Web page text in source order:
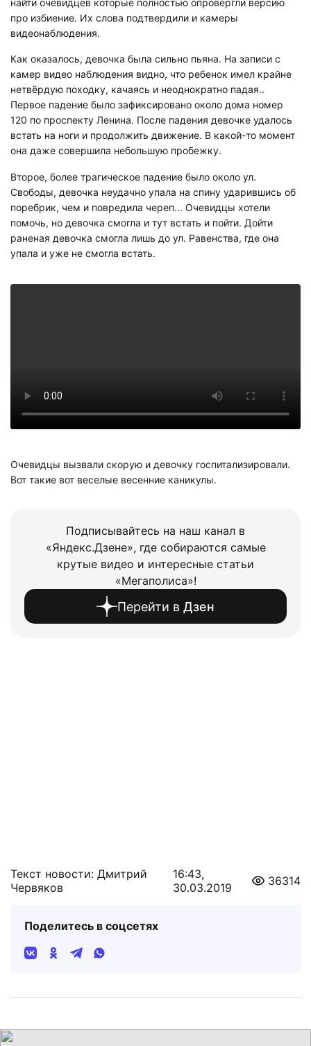
про избиение. Их слова подтвердили и камеры
видеонаблюдения.
Как оказалось, девочка была сильно пьяна. На записи с
камер видео наблюдения видно, что ребенок имел крайне
нетвёрдую походку, качаясь и неоднократно падая..
Первое падение было зафиксировано около дома номер
120 по проспекту Ленина. После падения девочке удалось
встать на ноги и продолжить движение. В какой-то момент
она даже совершила небольшую пробежку.
Второе, более трагическое падение было около ул.
Свободы, девочка неудачно упала на спину ударившись об
поребрик, чем и повредила череп... Очевидцы хотели
помочь, но девочка смогла и тут встать и пойти. Дойти
раненая девочка смогла лишь до ул. Равенства, где она
упала и уже не смогла встать.
Очевидцы вызвали скорую и девочку госпитализировали.
Вот такие вот веселые весенние каникулы.
Подписывайтесь на наш канал в
«Яндекс.Дзене», где собираются самые
крутые видео и интересные статьи
«Мегаполиса»!
Перейти в Дзен
Текст новости: Дмитрий
Червяков
16:43,
30.03.2019
36314
Поделитесь в соцсетях